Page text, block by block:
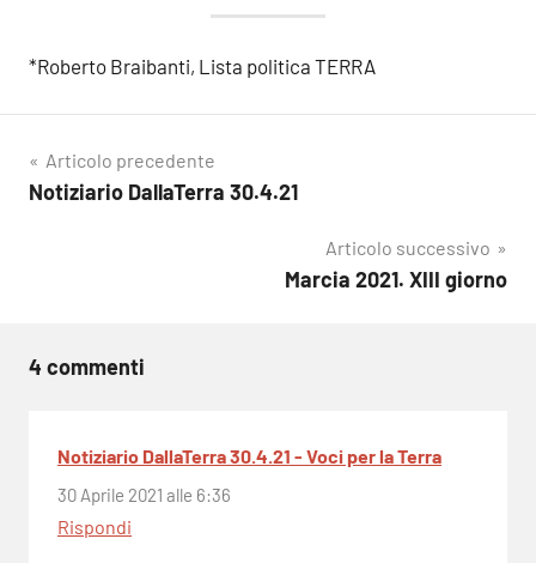
*Roberto Braibanti, Lista politica TERRA
Navigazione
articoli
Articolo precedente
Notiziario DallaTerra 30.4.21
Articolo successivo
Marcia 2021. XIII giorno
4 commenti
Notiziario DallaTerra 30.4.21 - Voci per la Terra
30 Aprile 2021 alle 6:36
Rispondi